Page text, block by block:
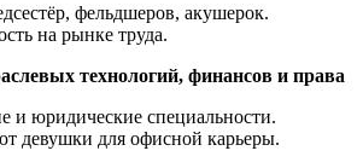
фельдшеров, акушерок.
на рынке труда.
технологий, финансов и права
и юридические специальности.
девушки для офисной карьеры.